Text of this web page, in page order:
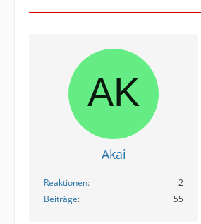
Akai
Reaktionen
2
Beiträge
55